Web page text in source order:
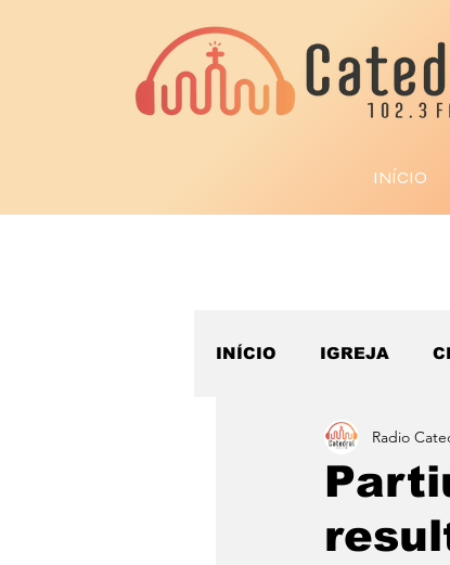
INÍCIO
INÍCIO IGREJA
ESPORTE Radio